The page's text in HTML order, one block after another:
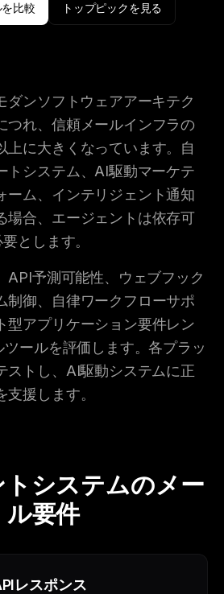
比較 トップピックを見る
ダンソフトウェアアーキテク
つれ、信頼メールインフラの
上に大きくなっています。自
トシステム、AI駆動マーケテ
ーム、インテリジェント通知
場合、エージェントは依存可
とします。
API予測可能性、ウェブフック
制御、自律ワークフローサポ
型アプリケーション要件レン
ツールを評価します。各プラッ
ストし、AI駆動システムに正
援します。
システムのメー
ル要件
レスポンス